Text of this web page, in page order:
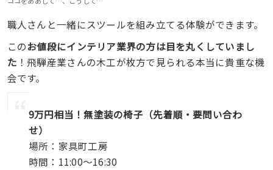
職人さんと一緒にスツールを組み立てる体験ができます。
このお値段にインテリア業界の方は目を丸くしていまし
た ！飛騨産業さんの木工が枚方で見られる本当に貴重な機
会です。
9万円相当！無塗装の椅子（先着順・要問い合わ
せ）
場所：家具町工房
時間：11:00〜16:30